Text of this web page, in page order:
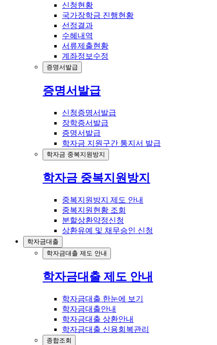
신청현황
국가장학금 진행현황
선정결과
수혜내역
서류제출현황
계좌정보수정
증명서발급
증명서발급
신청증명서발급
장학증서발급
증명서발급
학자금 지원구간 통지서 발급
학자금 중복지원방지
학자금 중복지원방지
중복지원방지 제도 안내
중복지원현황 조회
분할상환약정신청
상환유예 및 채무승인 신청
학자금대출
학자금대출 제도 안내
학자금대출 제도 안내
학자금대출 한눈에 보기
학자금대출안내
학자금대출 상환안내
학자금대출 신용회복관리
종합조회